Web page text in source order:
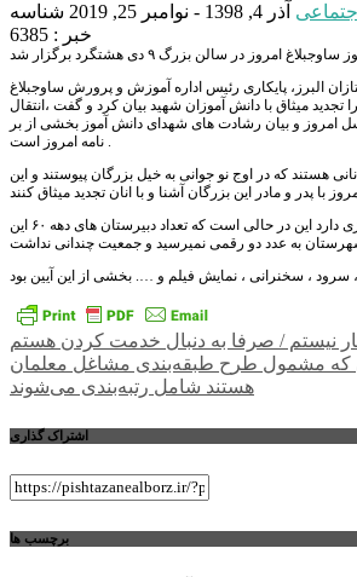
اجتماعی آذر 4, 1398 - نوامبر 25, 2019
شناسه
خبر : 6385
البرز، پایکاری رئیس اداره آموزش و پرورش ساوجبلاغ
تجدید میثاق با دانش آموزان شهید بیان کرد و گفت ،انتقال
امروز و بیان رشادت های شهدای دانش آموز بخشی از بر
نامه امروز است .
هستند که در اوج نو جوانی به خیل بزرگان پیوستند و این
ساوجبلاغ ۸۵ شهید دانش آموزی دارد این در حالی است که تعداد دبیرستان های دهه ۶۰ این
راهبری
نوشته
نیستم / صرفا به دنبال خدمت کردن هستم
که مشمول طرح طبقه‌بندی مشاغل معلمان
هستند شامل رتبه‌بندی می‌شوند
اشتراک گذاری
برچسب ها